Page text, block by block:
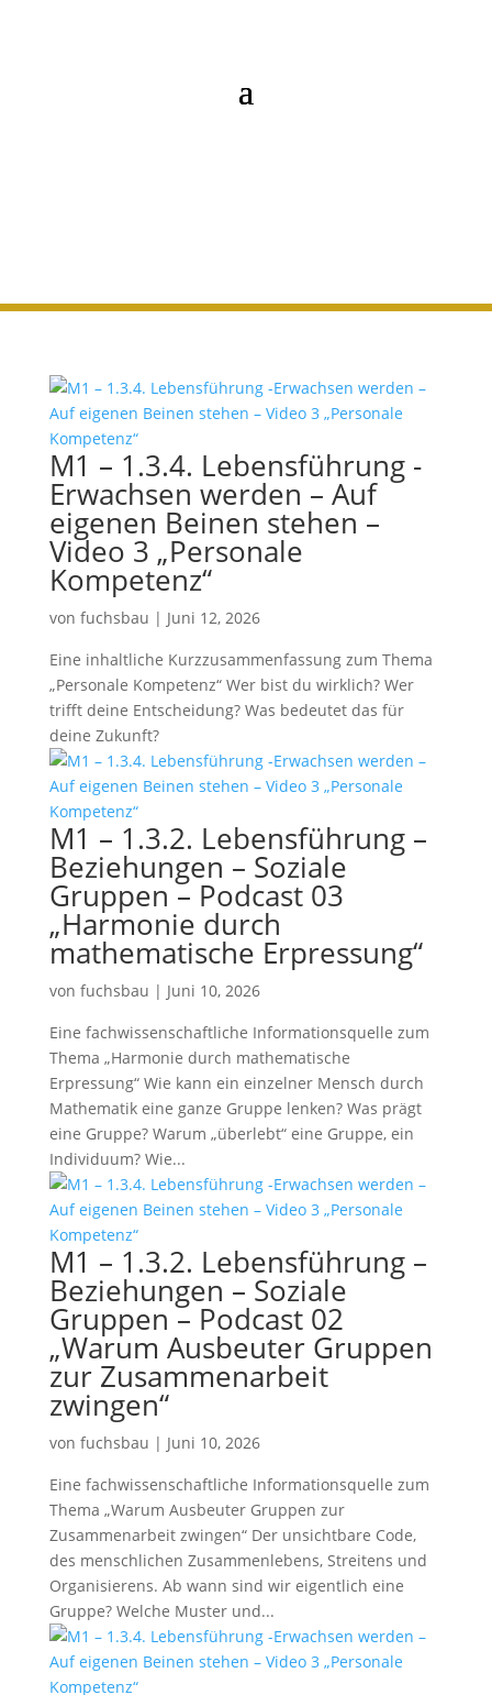
M1 – 1.3.4. Lebensführung -
Erwachsen werden – Auf
eigenen Beinen stehen –
Video 3 „Personale
Kompetenz“
von fuchsbau | Juni 12, 2026
Eine inhaltliche Kurzzusammenfassung zum Thema
„Personale Kompetenz“ Wer bist du wirklich? Wer
trifft deine Entscheidung? Was bedeutet das für
deine Zukunft?
M1 – 1.3.2. Lebensführung –
Beziehungen – Soziale
Gruppen – Podcast 03
„Harmonie durch
mathematische Erpressung“
von fuchsbau | Juni 10, 2026
Eine fachwissenschaftliche Informationsquelle zum
Thema „Harmonie durch mathematische
Erpressung“ Wie kann ein einzelner Mensch durch
Mathematik eine ganze Gruppe lenken? Was prägt
eine Gruppe? Warum „überlebt“ eine Gruppe, ein
Individuum? Wie...
M1 – 1.3.2. Lebensführung –
Beziehungen – Soziale
Gruppen – Podcast 02
„Warum Ausbeuter Gruppen
zur Zusammenarbeit
zwingen“
von fuchsbau | Juni 10, 2026
Eine fachwissenschaftliche Informationsquelle zum
Thema „Warum Ausbeuter Gruppen zur
Zusammenarbeit zwingen“ Der unsichtbare Code,
des menschlichen Zusammenlebens, Streitens und
Organisierens. Ab wann sind wir eigentlich eine
Gruppe? Welche Muster und...